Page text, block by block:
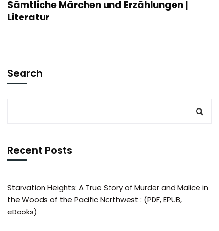
Sämtliche Märchen und Erzählungen |
Literatur
Search
Recent Posts
Starvation Heights: A True Story of Murder and Malice in
the Woods of the Pacific Northwest : (PDF, EPUB,
eBooks)